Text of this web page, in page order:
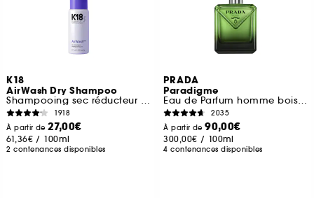
K18
AirWash Dry Shampoo
Shampooing sec réducteur de sébum et anti-odeurs
1918
À partir de27,00€
61,36€ / 100ml
2 contenances disponibles
PRADA
Paradigme
Eau de Parfum homme boisée ambrée rechargeable
2035
À partir de90,00€
300,00€ / 100ml
4 contenances disponibles